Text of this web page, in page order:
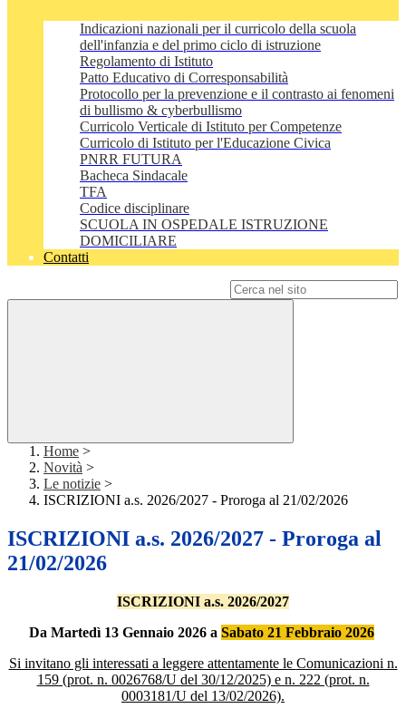
Indicazioni nazionali per il curricolo della scuola
dell'infanzia e del primo ciclo di istruzione
Regolamento di Istituto
Patto Educativo di Corresponsabilità
Protocollo per la prevenzione e il contrasto ai fenomeni
di bullismo & cyberbullismo
Curricolo Verticale di Istituto per Competenze
Curricolo di Istituto per l'Educazione Civica
PNRR FUTURA
Bacheca Sindacale
TFA
Codice disciplinare
SCUOLA IN OSPEDALE ISTRUZIONE
DOMICILIARE
Contatti
Home >
Novità >
Le notizie >
ISCRIZIONI a.s. 2026/2027 - Proroga al 21/02/2026
ISCRIZIONI a.s. 2026/2027 - Proroga al
21/02/2026
ISCRIZIONI a.s. 2026/2027
Da Martedì 13 Gennaio 2026 a Sabato 21 Febbraio 2026
Si invitano gli interessati a leggere attentamente le Comunicazioni n.
159 (prot. n. 0026768/U del 30/12/2025) e n. 222 (prot. n.
0003181/U del 13/02/2026).